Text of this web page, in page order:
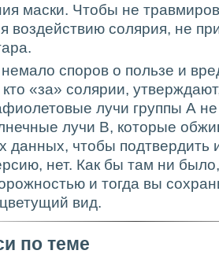
маски. Чтобы не
воздействию солярия, не
споров о пользе и
«за» солярии,
лучи группы А не
лучи В, которые
данных, чтобы подтвердить
нет. Как бы там ни
и тогда вы
вид.
по теме